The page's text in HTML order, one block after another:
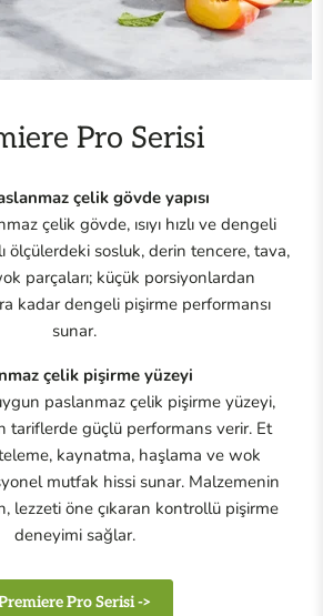
Pro Serisi
çelik gövde yapısı
çelik gövde, ısıyı hızlı ve dengeli
ölçülerdeki sosluk, derin tencere, tava,
parçaları; küçük porsiyonlardan
kadar dengeli pişirme performansı
sunar.
çelik pişirme yüzeyi
paslanmaz çelik pişirme yüzeyi,
tariflerde güçlü performans verir. Et
kaynatma, haşlama ve wok
mutfak hissi sunar. Malzemenin
lezzeti öne çıkaran kontrollü pişirme
deneyimi sağlar.
Pro Serisi ->